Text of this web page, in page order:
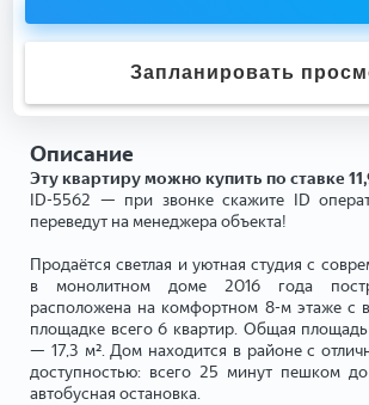
Запланировать
Описание
Эту квартиру можно купить по ставке
ID-5562 — при звонке скажите ID
переведут на менеджера объекта!
Продаётся светлая и уютная студия с
в монолитном доме 2016 года
расположена на комфортном 8-м этаже с
площадке всего 6 квартир. Общая
— 17,3 м². Дом находится в районе с
доступностью: всего 25 минут пешком
автобусная остановка.